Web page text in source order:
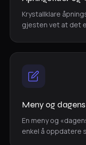
Krystallklare
gjesten vet at det
Meny og dagens
En meny og
enkel å oppdatere